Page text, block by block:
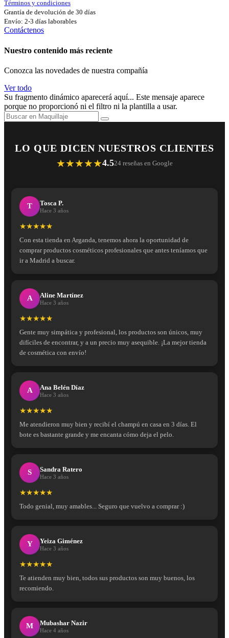
Términos y condiciones
Grantía de devolución de 30 días
Envío: 2-3 días laborables
Contáctenos
Nuestro contenido más reciente
Conozca las novedades de nuestra compañía
Ver todo
Su fragmento dinámico aparecerá aquí... Este mensaje aparece
porque no proporcionó ni el filtro ni la plantilla a usar.
LO QUE DICEN NUESTROS CLIENTES
★★★★★4.524 reseñas en Google
T Tosca P.
Hace 3 años
★★★★★
Con esta tienda en Arganda, tenemos ahora la oportunidad de
comprar productos cosméticos profesionales que antes teníamos que
ir a Madrid a buscar.
A Aline Martínez
Hace 3 años
★★★★★
Gente muy simpática y profesional, los productos son únicos, muy
difíciles de encontrar, y a un precio muy asequible. ¡La mejor tienda
de cosmética con envío!
A Ana Belén Díaz
Hace 3 años
★★★★★
Me atendieron muy bien y recibí el champú en casa en 3 días. El
bote es bastante grande y me encanta cómo deja el pelo.
S Sandra Ratero
Hace 3 años
★★★★★
Todo genial, muy amables... Seguro que vuelvo a comprar :)
Y Yeiza Giménez
Hace 3 años
★★★★★
Te atienden muy bien, todos sus productos son muy buenos, los
recomiendo.
M Mubashar Nazir
Hace 4 años